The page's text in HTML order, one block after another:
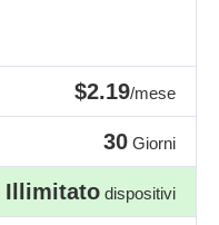
$2.19/mese
30 Giorni
Illimitato dispositivi